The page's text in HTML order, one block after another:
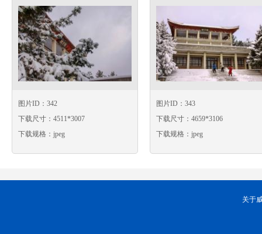
图片ID：342
下载尺寸：4511*3007
下载规格：jpeg
图片ID：343
下载尺寸：4659*3106
下载规格：jpeg
关于